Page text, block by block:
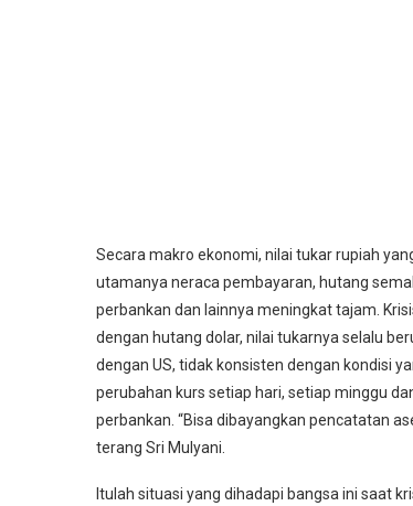
Secara makro ekonomi, nilai tukar rupiah
utamanya neraca pembayaran, hutang
perbankan dan lainnya meningkat tajam.
dengan hutang dolar, nilai tukarnya selalu
dengan US, tidak konsisten dengan kondisi
perubahan kurs setiap hari, setiap minggu
perbankan. “Bisa dibayangkan pencatatan
terang Sri Mulyani.
Itulah situasi yang dihadapi bangsa ini saat